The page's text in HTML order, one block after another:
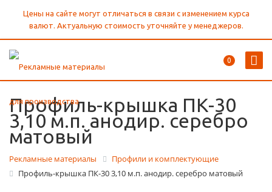
Цены на сайте могут отличаться в связи с изменением курса
валют. Актуальную стоимость уточняйте у менеджеров.
0
Профиль-крышка ПК-30
3,10 м.п. анодир. серебро
матовый
Рекламные материалы
Профили и комплектующие
Профиль-крышка ПК-30 3,10 м.п. анодир. серебро матовый